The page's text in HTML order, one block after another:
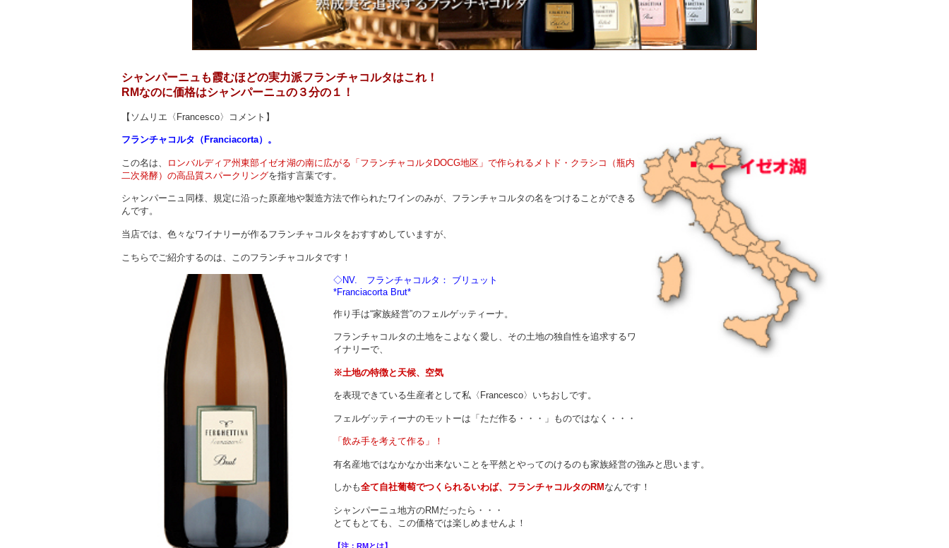
シャンパーニュも霞むほどの実力派フランチャコルタはこれ！
RMなのに価格はシャンパーニュの３分の１！
【ソムリエ〈Francesco〉コメント】
フランチャコルタ（Franciacorta）。
この名は、
ロンバルディア州東部イゼオ湖の南に広がる「フランチャコルタDOCG地区」で作られるメトド・クラシコ（瓶内
二次発酵）の高品質スパークリングを指す言葉です。
シャンパーニュ同様、規定に沿った原産地や製造方法で作られたワインのみが、フランチャコルタの名をつけることができる
んです。
当店では、色々なワイナリーが作るフランチャコルタをおすすめしていますが、
こちらでご紹介するのは、このフランチャコルタです！
◇NV. フランチャコルタ：
ブリュット
*Franciacorta Brut*
作り手は“家族経営”のフェルゲッティーナ。
フランチャコルタの土地をこよなく愛し、その土地の独自性を追求するワ
イナリーで、
※土地の特徴と天候、空気
を表現できている生産者として私〈Francesco〉いちおしです。
フェルゲッティーナのモットーは「ただ作る・・・」ものではなく・・・
「飲み手を考えて作る」！
有名産地ではなかなか出来ないことを平然とやってのけるのも家族経営の強みと思います。
しかも全て自社葡萄でつくられるいわば、フランチャコルタのRM なんです！
シャンパーニュ地方のRMだったら・・・
とてもとても、この価格では楽しめませんよ！
【注：RMとは】